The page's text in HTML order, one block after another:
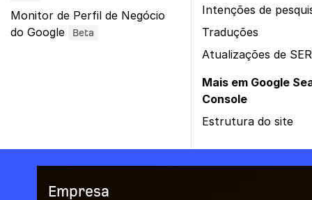
Monitor de Perfil de Negócio
do Google
Beta
Intenções de
Traduções
Atualizações de
Mais em Google
Console
Estrutura do site
Empresa